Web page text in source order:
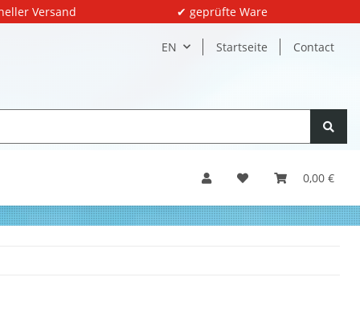
Versand ✔ geprüfte Ware
EN Startseite Contact
0,00 €